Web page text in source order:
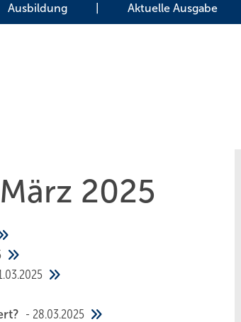
Ausbildung Aktuelle Ausgabe
2025
28.03.2025